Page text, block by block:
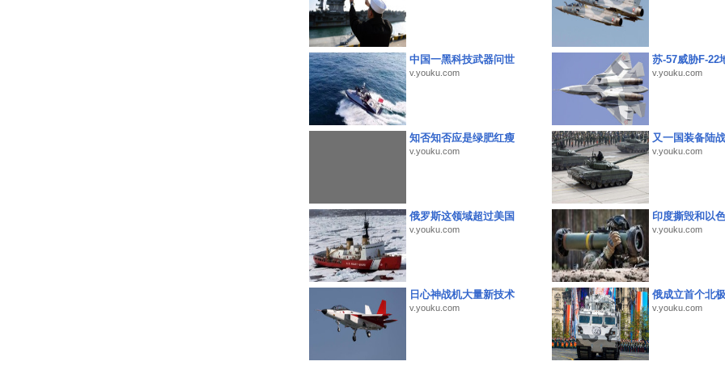
中国一黑科技武器问世
v.youku.com
苏-57威胁F-22
v.youku.com
知否知否应是绿肥红瘦
v.youku.com
又一国装备陆
v.youku.com
俄罗斯这领域超过美国
v.youku.com
印度撕毁和以
v.youku.com
日心神战机大量新技术
v.youku.com
俄成立首个北
v.youku.com